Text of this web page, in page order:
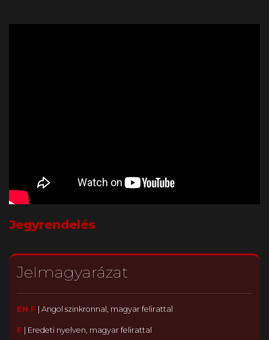
Jegyrendelés
Jelmagyarázat
EN F Angol szinkronnal, magyar felirattal
F Eredeti nyelven, magyar felirattal